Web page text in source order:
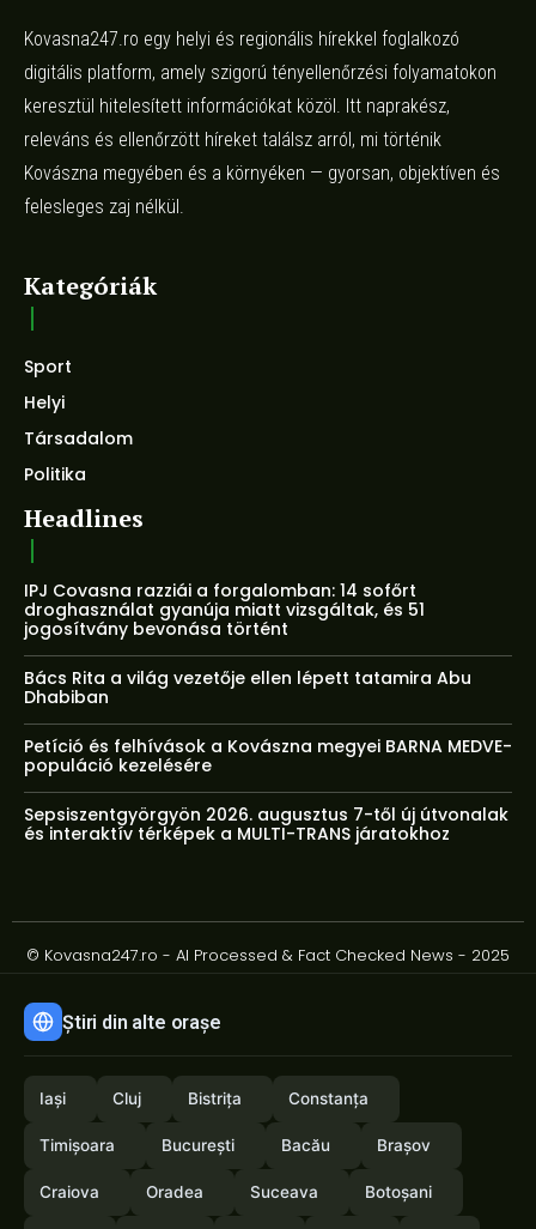
Kovasna247.ro egy helyi és regionális hírekkel foglalkozó
digitális platform, amely szigorú tényellenőrzési folyamatokon
keresztül hitelesített információkat közöl. Itt naprakész,
releváns és ellenőrzött híreket találsz arról, mi történik
Kovászna megyében és a környéken — gyorsan, objektíven és
felesleges zaj nélkül.
Kategóriák
Sport
Helyi
Társadalom
Politika
Headlines
IPJ Covasna razziái a forgalomban: 14 sofőrt
droghasználat gyanúja miatt vizsgáltak, és 51
jogosítvány bevonása történt
Bács Rita a világ vezetője ellen lépett tatamira Abu
Dhabiban
Petíció és felhívások a Kovászna megyei BARNA MEDVE-
populáció kezelésére
Sepsiszentgyörgyön 2026. augusztus 7-től új útvonalak
és interaktív térképek a MULTI-TRANS járatokhoz
© Kovasna247.ro - AI Processed & Fact Checked News - 2025
Știri din alte orașe
Iași Cluj Bistrița Constanța
Timișoara București Bacău Brașov
Craiova Oradea Suceava Botoșani